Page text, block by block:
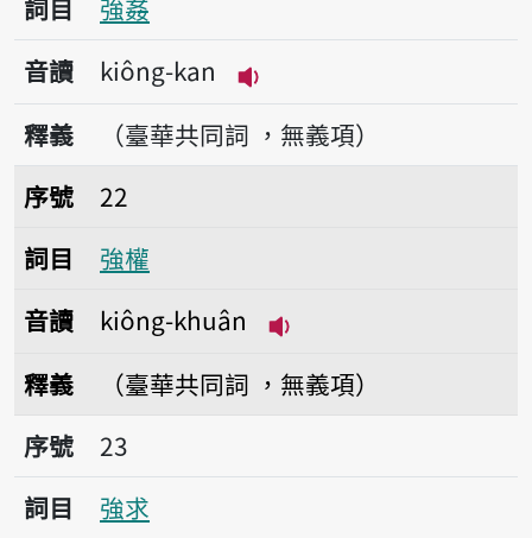
詞目
強姦
音讀
kiông-kan
播放音讀kiông-kan
釋義
（臺華共同詞 ，無義項）
序號22強權
序號
22
詞目
強權
音讀
kiông-khuân
釋義
（臺華共同詞 ，無義項）
序號23強求
序號
23
詞目
強求